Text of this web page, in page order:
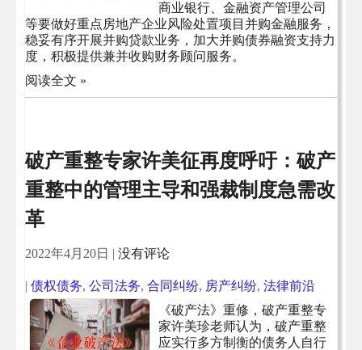
商业银行、金融资产管理公司
等要做好重点房地产企业风险处置项目并购金融服务，
稳妥有序开展并购贷款业务，加大并购债券融资支持力
度，积极提供兼并收购财务顾问服务。
阅读全文 »
破产重整专家许美征再度呼吁：破产
重整中的管理主导和强裁制度急需改
革
2022年4月20日 | 没有评论
| 债权债务, 公司法务, 合同纠纷, 房产纠纷, 法律前沿
《破产法》重修，破产重整专
家许美珍老师认为，破产重整
应实行多方制衡的债务人自行